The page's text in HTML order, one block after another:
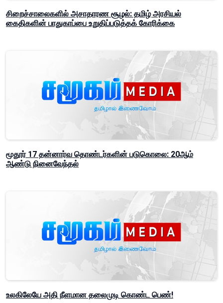
சிறைச்சாலைகளில் அசாதாரண சூழல்: தமிழ் அரசியல்
கைதிகளின் பாதுகாப்பை உறுதிப்படுத்தக் கோரிக்கை
மூதூர் 17 தன்னார்வ தொண்டர்களின் படுகொலை: 20ஆம்
ஆண்டு நினைவேந்தல்
உலகிலேயே அதி நீளமான தலைமுடி கொண்ட பெண்!